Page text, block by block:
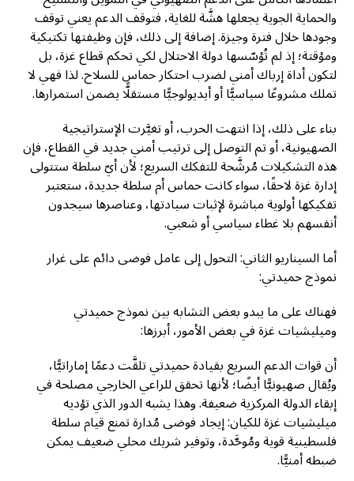
والحماية الجوية يجعلها هشَّة للغاية، فتوقف الدعم يعني توقف
وجودها خلال فترة وجيزة. إضافة إلى ذلك، فإن وظيفتها تكتيكية
ومؤقتة؛ إذ لم تُؤسّسها دولة الاحتلال لكي تحكم قطاع غزة، بل
لتكون أداة إرباك أمني لضرب احتكار حماس للسلاح. لذا فهي لا
تملك مشروعًا سياسيًّا أو أيديولوجيًّا مستقلًّا يضمن استمرارها.
بناء على ذلك، إذا انتهت الحرب، أو تغيَّرت الإستراتيجية
الصهيونية، أو تم التوصل إلى ترتيب أمني جديد في القطاع، فإن
هذه التشكيلات مُرشَّحة للتفكك السريع؛ لأن أيّ سلطة ستتولى
إدارة غزة لاحقًا، سواء كانت حماس أم سلطة جديدة، ستعتبر
تفكيكها أولوية مباشرة لإثبات سيادتها، وعناصرها سيجدون
أنفسهم بلا غطاء سياسي أو شعبي.
أما السيناريو الثاني: التحول إلى عامل فوضى دائم على غرار
نموذج حميدتي:
فهناك على ما يبدو بعض التشابه بين نموذج حميدتي
وميليشيات غزة في بعض الأمور، أبرزها:
أن قوات الدعم السريع بقيادة حميدتي تلقَّت دعمًا إماراتيًّا،
ويُقال صهيونيًّا أيضًا؛ لأنها تحقق للراعي الخارجي مصلحة في
إبقاء الدولة المركزية ضعيفة. وهذا يشبه الدور الذي تؤديه
ميليشيات غزة للكيان: إيجاد فوضى مُدارة تمنع قيام سلطة
فلسطينية قوية ومُوحَّدة، وتوفير شريك محلي ضعيف يمكن
ضبطه أمنيًّا.